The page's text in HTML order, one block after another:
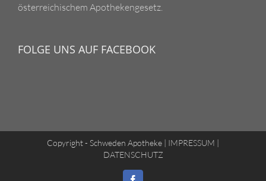
österreichischem Apothekengesetz.
FOLGE UNS AUF FACEBOOK
Copyright - Schweden Apotheke | IMPRESSUM |
DATENSCHUTZ